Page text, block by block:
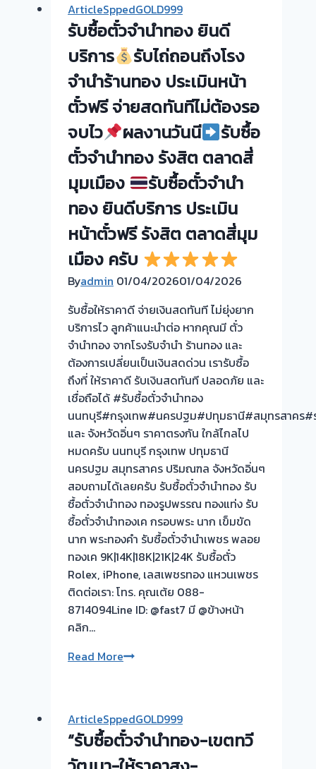
ArticleSppedGOLD999
รับซื้อตั๋วจำนำทอง ยินดี
บริการ
รับไถ่ถอนถึงโรง
จำนำร้านทอง ประเมินหน้า
ตั๋วฟรี จ่ายสดทันทีไม่ต้องรอ
จบไว
ผลงานวันนี
รับซื้อ
ตั๋วจำนำทอง รังสิต ตลาดสี่
มุมเมือง
รับซื้อตั๋วจำนำ
ทอง ยินดีบริการ ประเมิน
หน้าตั๋วฟรี รังสิต ตลาดสี่มุม
เมือง ครับ
Byadmin 01/04/202601/04/2026
รับซื้อให้ราคาดี จ่ายเงินสดทันที ไม่ยุ่งยาก
บริการไว ลูกค้าแนะนำต่อ หากคุณมี ตั๋ว
จำนำทอง จากโรงรับจำนำ ร้านทอง และ
ต้องการเปลี่ยนเป็นเงินสดด่วน เรารับซื้อ
ถึงที่ ให้ราคาดี รับเงินสดทันที ปลอดภัย และ
เชื่อถือได้ #รับซื้อตั๋วจำนำทอง
นนทบุรี#กรุงเทพ#นครปฐม#ปทุมธานี#สมุทรสาคร#
และ จังหวัดอิ่นๆ ราคาตรงกัน ใกล้ไกลไป
หมดครับ นนทบุรี กรุงเทพ ปทุมธานี
นครปฐม สมุทรสาคร ปริมณฑล จังหวัดอิ่นๆ
สอบถามได้เลยครับ รับซื้อตั๋วจำนำทอง รับ
ซื้อตั๋วจำนำทอง ทองรูปพรรณ ทองแท่ง รับ
ซื้อตั๋วจำนำทองเค กรอบพระ นาก เข็มขัด
นาก พระทองคำ รับซื้อตั๋วจำนำเพชร พลอย
ทองเค 9K|14K|18K|21K|24K รับซื้อตั๋ว
Rolex, iPhone, เลสเพชรทอง แหวนเพชร
ติดต่อเรา: โทร. คุณเต้ย 088-
8714094Line ID: @fast7 มี @ข้างหน้า
คลิก…
Read Moreรับ
ทอง
ยินดี
บริการ
ArticleSppedGOLD999
“รับซื้อตั๋วจำนำทอง-เขตทวี